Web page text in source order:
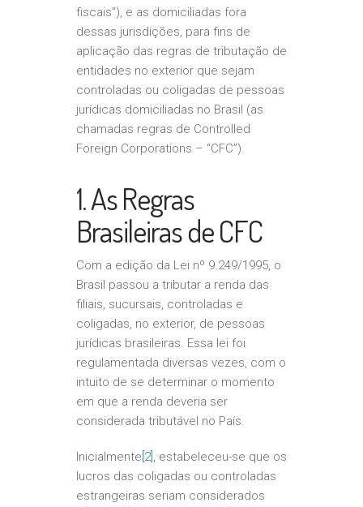
fiscais”), e as domiciliadas fora
dessas jurisdições, para fins de
aplicação das regras de tributação de
entidades no exterior que sejam
controladas ou coligadas de pessoas
jurídicas domiciliadas no Brasil (as
chamadas regras de Controlled
Foreign Corporations – “CFC”).
1. As Regras
Brasileiras de CFC
Com a edição da Lei nº 9.249/1995, o
Brasil passou a tributar a renda das
filiais, sucursais, controladas e
coligadas, no exterior, de pessoas
jurídicas brasileiras. Essa lei foi
regulamentada diversas vezes, com o
intuito de se determinar o momento
em que a renda deveria ser
considerada tributável no País.
Inicialmente [2], estabeleceu-se que os
lucros das coligadas ou controladas
estrangeiras seriam considerados